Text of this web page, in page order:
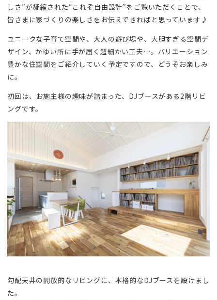
しさ”が凝縮された“これぞ自由設計”をご覧いただくことで、
皆さまに家づくりの楽しさをお伝えできればと思っています♪
ユニークな子育て空間や、大人の遊び場や、大胆すぎる空間デ
ザイン、かゆい所に手が届く超細かい工夫…。バリエーション
豊かな住空間をご紹介していく予定ですので、どうぞお楽しみ
に。
初回は、お施主様の趣味が詰まった、DJブースがある2階リビ
ングです。
勾配天井の開放的なリビングに、本格的なDJブースを設けまし
た。